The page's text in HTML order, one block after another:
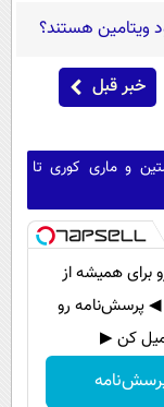
ویتامین هستند؟
خبر قبل
و ماری کوری تا
برای همیشه از
◀ پرسش‌نامه رو
کن ▶